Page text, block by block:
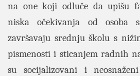
na one koji odluče da upišu
niska očekivanja od osoba
završavaju srednju školu s
pismenosti i sticanjem radnih
su socijalizovani i